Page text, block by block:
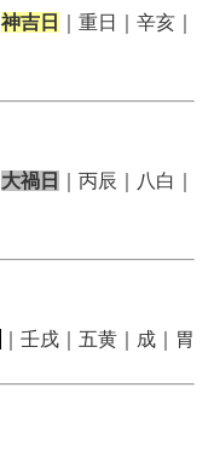
神吉日
｜重日｜辛亥｜
大禍日
｜丙辰｜八白｜
｜壬戌｜五黄｜成｜胃